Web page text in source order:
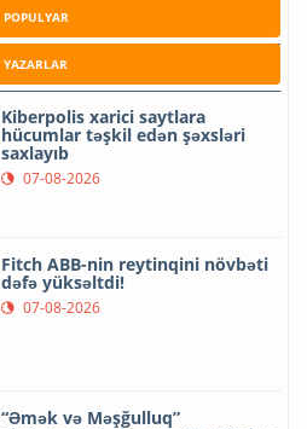
POPULYAR
YAZARLAR
Kiberpolis xarici saytlara
hücumlar təşkil edən şəxsləri
saxlayıb
07-08-2026
Fitch ABB-nin reytinqini növbəti
dəfə yüksəltdi!
07-08-2026
“Əmək və Məşğulluq”